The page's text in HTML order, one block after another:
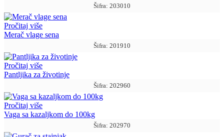
Pozovite nas za više informacija:
Šifra: 203010
Pročitaj više
Merač vlage sena
Šifra: 201910
Pročitaj više
Pantljika za životinje
Šifra: 202960
Pročitaj više
Vaga sa kazaljkom do 100kg
Šifra: 202970